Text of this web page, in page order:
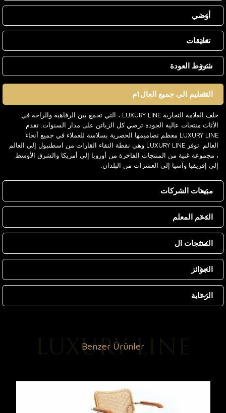
أوصي
تعليقات
شروط العودة
التسليم الى جميع العال1م
خلف العلامة التجارية LUXURY LINE ، التي تجمع بين الرفاهية والراحة في
الأثاث منتجات عالية الجودة ترضي كل الزبائن على مدار السنوات. تقدم
LUXURY LINE معظم تصاميمها الحصرية بسلاسة للعملاء في جميع أنحاء
العالم. توفر LUXURY LINE وهي نقطة التقاء القارات من اسطنبول إلى العالم
، مجموعة غنية من المنتجات الفاخرة من أوروبا إلى أمريكا والشرق الأوسط
إلى إفريقيا وآسيا إلى العشرات من البلدان.
مبيعات الشركات
الدعم المعلم
المنتجات ال
الجوائز
الرعاية
Benzer Ürünler